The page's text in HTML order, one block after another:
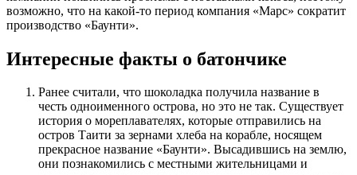
возможно, что на какой-то период компания «Марс» сократит
производство «Баунти».
Интересные факты о батончике
Ранее считали, что шоколадка получила название в
честь одноименного острова, но это не так. Существует
история о мореплавателях, которые отправились на
остров Таити за зернами хлеба на корабле, носящем
прекрасное название «Баунти». Высадившись на землю,
они познакомились с местными жительницами и